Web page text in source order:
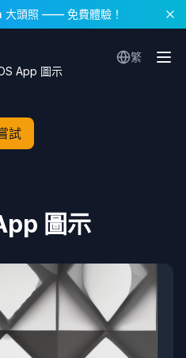
大頭照 —— 免費體驗！
繁
App 圖示
試
圖示